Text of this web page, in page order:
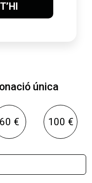
única
60 € 100 €